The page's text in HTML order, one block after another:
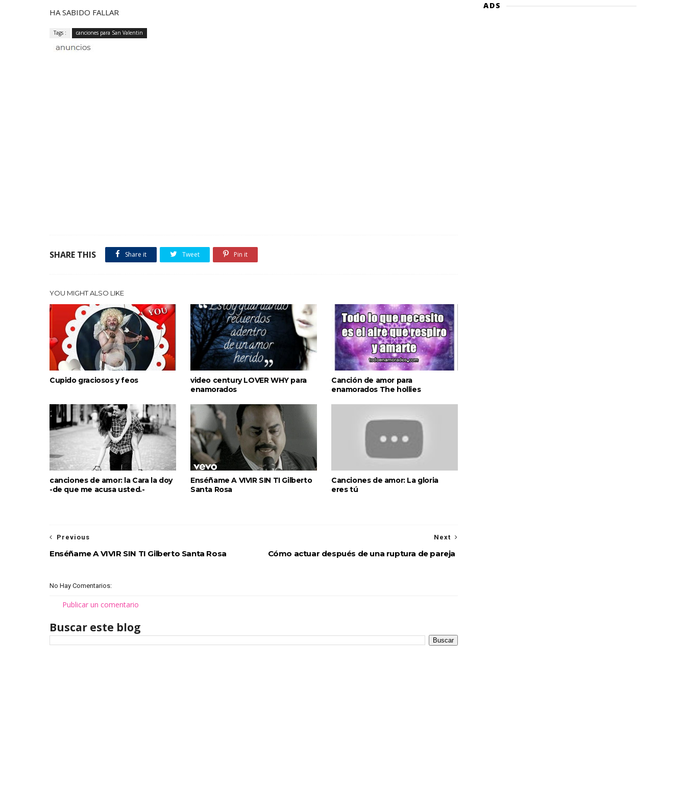
HA SABIDO FALLAR
Tags : canciones para San Valentin
SHARE THIS Share it Tweet Pin it
YOU MIGHT ALSO LIKE
Cupido graciosos y feos
video century LOVER WHY para
enamorados
Canción de amor para
enamorados The hollies
canciones de amor: la Cara la doy
-de que me acusa usted.-
Enséñame A VIVIR SIN TI Gilberto
Santa Rosa
Canciones de amor: La gloria
eres tú
Next
Cómo actuar después de una ruptura de pareja
Previous
Enséñame A VIVIR SIN TI Gilberto Santa Rosa
No Hay Comentarios:
Publicar un comentario
Buscar este blog
ADS